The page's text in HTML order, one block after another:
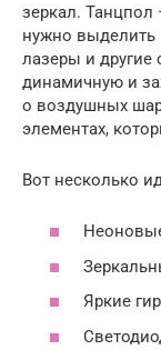
зеркал. Танцпол
нужно выделить
лазеры и другие
динамичную и
о воздушных
элементах,
Вот несколько
Яркие